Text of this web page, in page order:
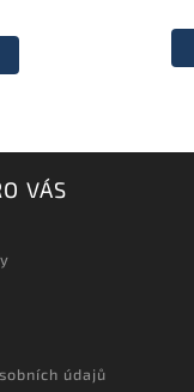
VÁS
údajů